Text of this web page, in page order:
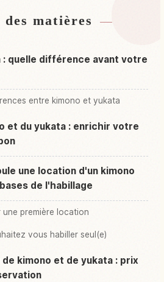
près de Japon
à Japon↗
des matières
: quelle différence avant votre
entre kimono et yukata
et du yukata : enrichir votre
une location d'un kimono
de l'habillage
une première location
vous habiller seul(e)
kimono et de yukata : prix